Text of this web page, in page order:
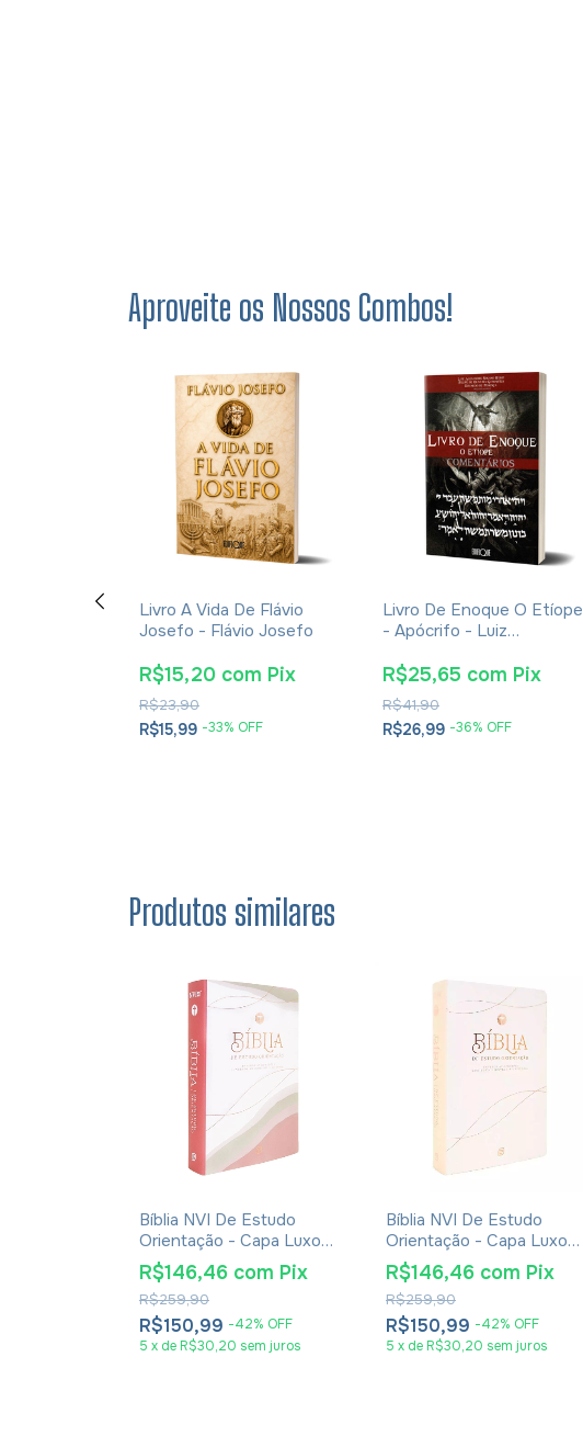
Aproveite os Nossos Combos!
Livro A Vida De Flávio
Josefo - Flávio Josefo
R$15,99 -33% OFF
R$23,90
R$15,20 com Pix
Livro De Enoque O Etíope
- Apócrifo - Luiz
R$26,99 -36% OFF
R$41,90
R$25,65 com Pix
Produtos similares
Bíblia NVI De Estudo
Orientação - Capa Luxo
Rose Olive
R$150,99 -42% OFF
R$259,90
R$146,46 com Pix
5 x de R$30,20 sem juros
Bíblia NVI De Estudo
Orientação - Capa Luxo
Rose Gold
R$150,99 -42% OFF
R$259,90
R$146,46 com Pix
5 x de R$30,20 sem juros